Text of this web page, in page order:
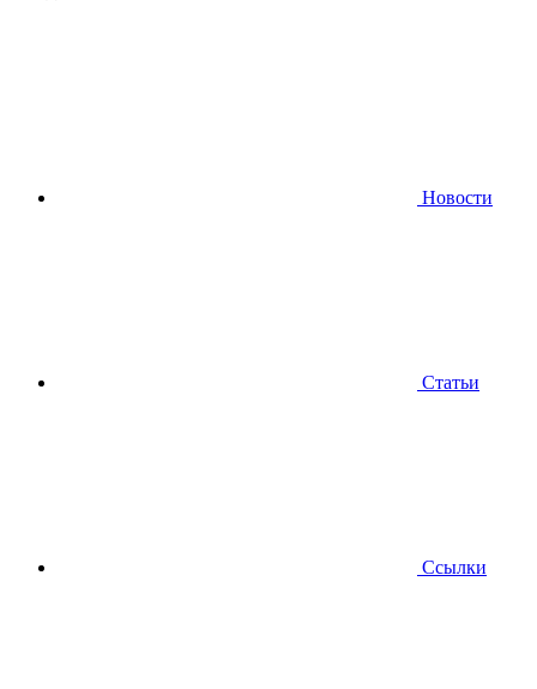
Новости
Статьи
Ссылки